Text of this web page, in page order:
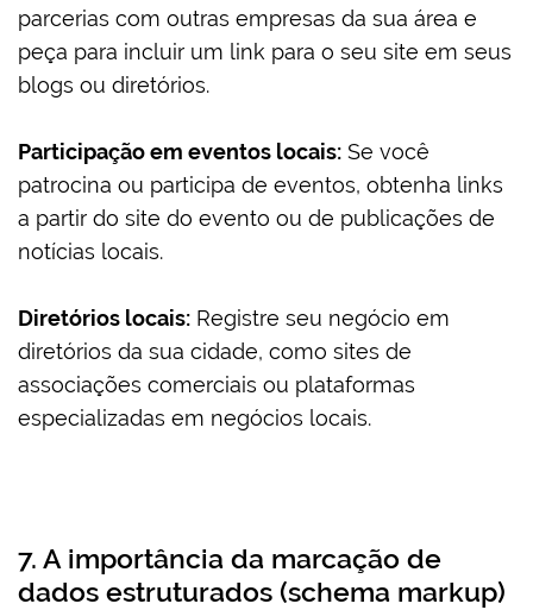
parcerias com outras empresas da sua área e
peça para incluir um link para o seu site em seus
blogs ou diretórios.
Participação em eventos locais: Se você
patrocina ou participa de eventos, obtenha links
a partir do site do evento ou de publicações de
notícias locais.
Diretórios locais: Registre seu negócio em
diretórios da sua cidade, como sites de
associações comerciais ou plataformas
especializadas em negócios locais.
7. A importância da marcação de
dados estruturados (schema markup)